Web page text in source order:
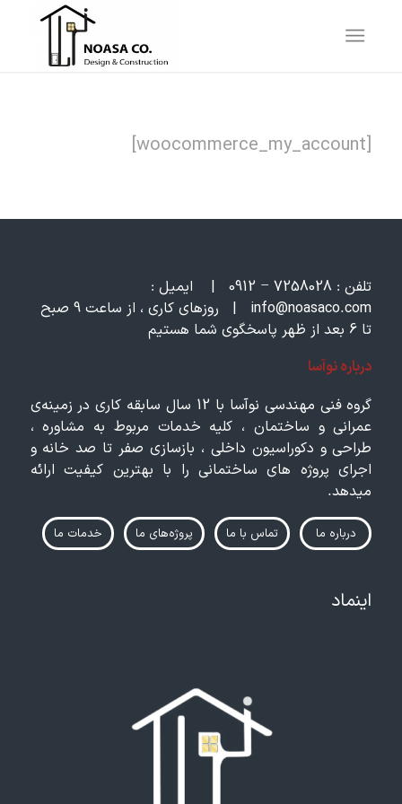
[woocommerce_my_account]
تلفن : 7258028 – 0912
| ایمیل :
info@noasaco.com
|
روزهای کاری ، از ساعت 9 صبح
تا 6 بعد از ظهر پاسخگوی شما هستیم
درباره نوآسا
گروه فنی مهندسی نوآسا با 12 سال سابقه کاری در زمینه‌ی
عمرانی و ساختمان ، کلیه خدمات مربوط به مشاوره ،
طراحی و دکوراسیون داخلی ، بازسازی صفر تا صد خانه و
اجرای پروژه های ساختمانی را با بهترین کیفیت ارائه
میدهد.
درباره ما تماس‌ با ما پروژه‌های ما خدمات ما
اینماد